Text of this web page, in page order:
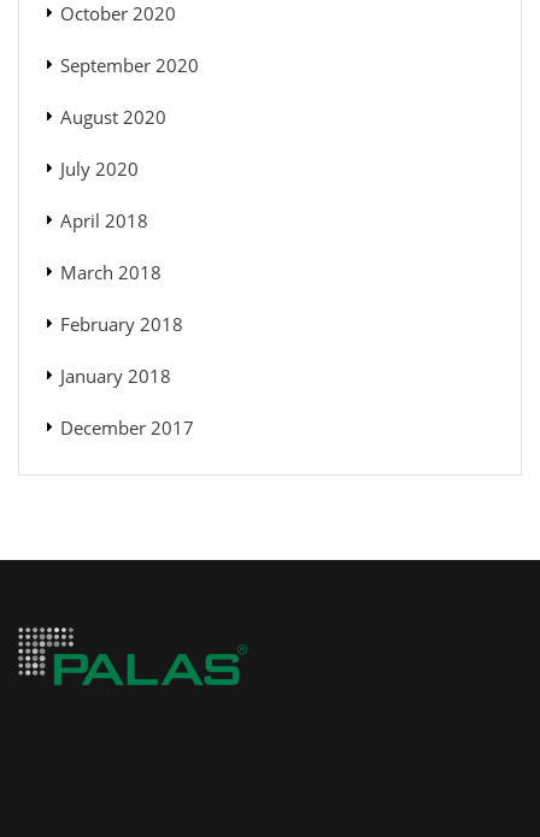
October 2020
September 2020
August 2020
July 2020
April 2018
March 2018
February 2018
January 2018
December 2017